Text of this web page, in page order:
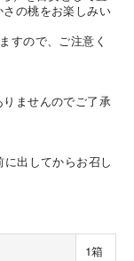
の桃をお楽しみい
すので、ご注意く
ませんのでご了承
出してからお召し
1箱
shops
Singapore